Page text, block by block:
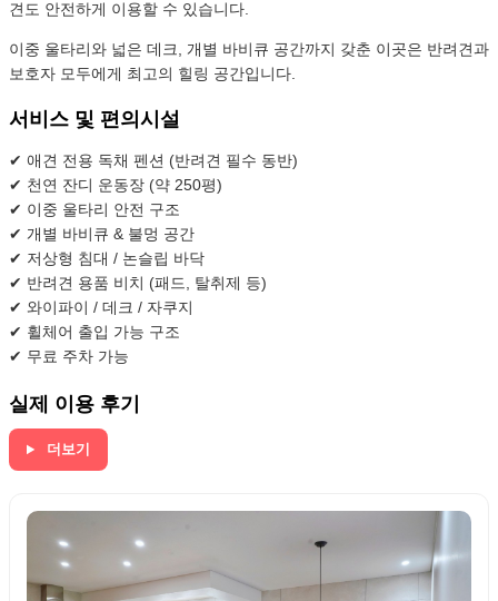
견도 안전하게 이용할 수 있습니다.
이중 울타리와 넓은 데크, 개별 바비큐 공간까지 갖춘 이곳은 반려견과
보호자 모두에게 최고의 힐링 공간입니다.
서비스 및 편의시설
✔ 애견 전용 독채 펜션 (반려견 필수 동반)
✔ 천연 잔디 운동장 (약 250평)
✔ 이중 울타리 안전 구조
✔ 개별 바비큐 & 불멍 공간
✔ 저상형 침대 / 논슬립 바닥
✔ 반려견 용품 비치 (패드, 탈취제 등)
✔ 와이파이 / 데크 / 자쿠지
✔ 휠체어 출입 가능 구조
✔ 무료 주차 가능
실제 이용 후기
더보기